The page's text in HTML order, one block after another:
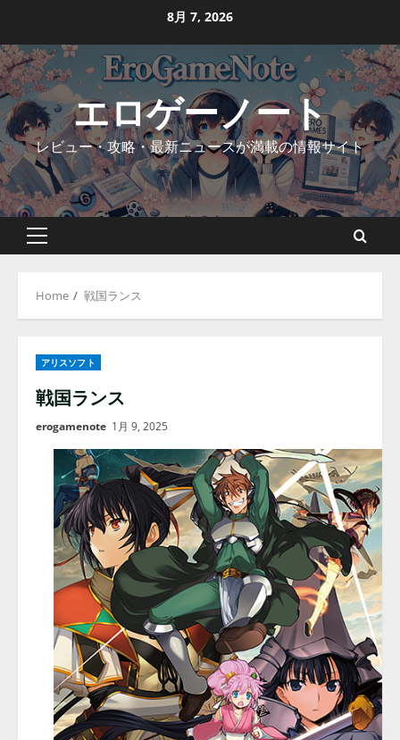
content
8月 7, 2026
エロゲーノート
レビュー・攻略・最新ニュースが満載の情報サイト
Primary
Home 戦国ランス
アリスソフト
戦国ランス
erogamenote 1月 9, 2025